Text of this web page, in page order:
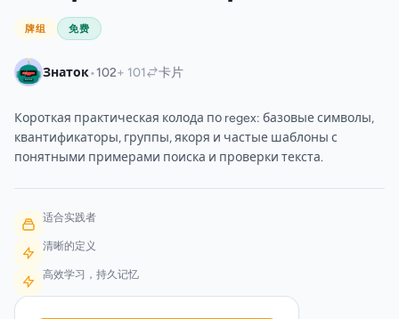
牌组 免费
Знаток•102+ 101 卡片
Короткая практическая колода по regex: базовые символы,
квантификаторы, группы, якоря и частые шаблоны с
понятными примерами поиска и проверки текста.
适合实践者
清晰的定义
高效学习，持久记忆